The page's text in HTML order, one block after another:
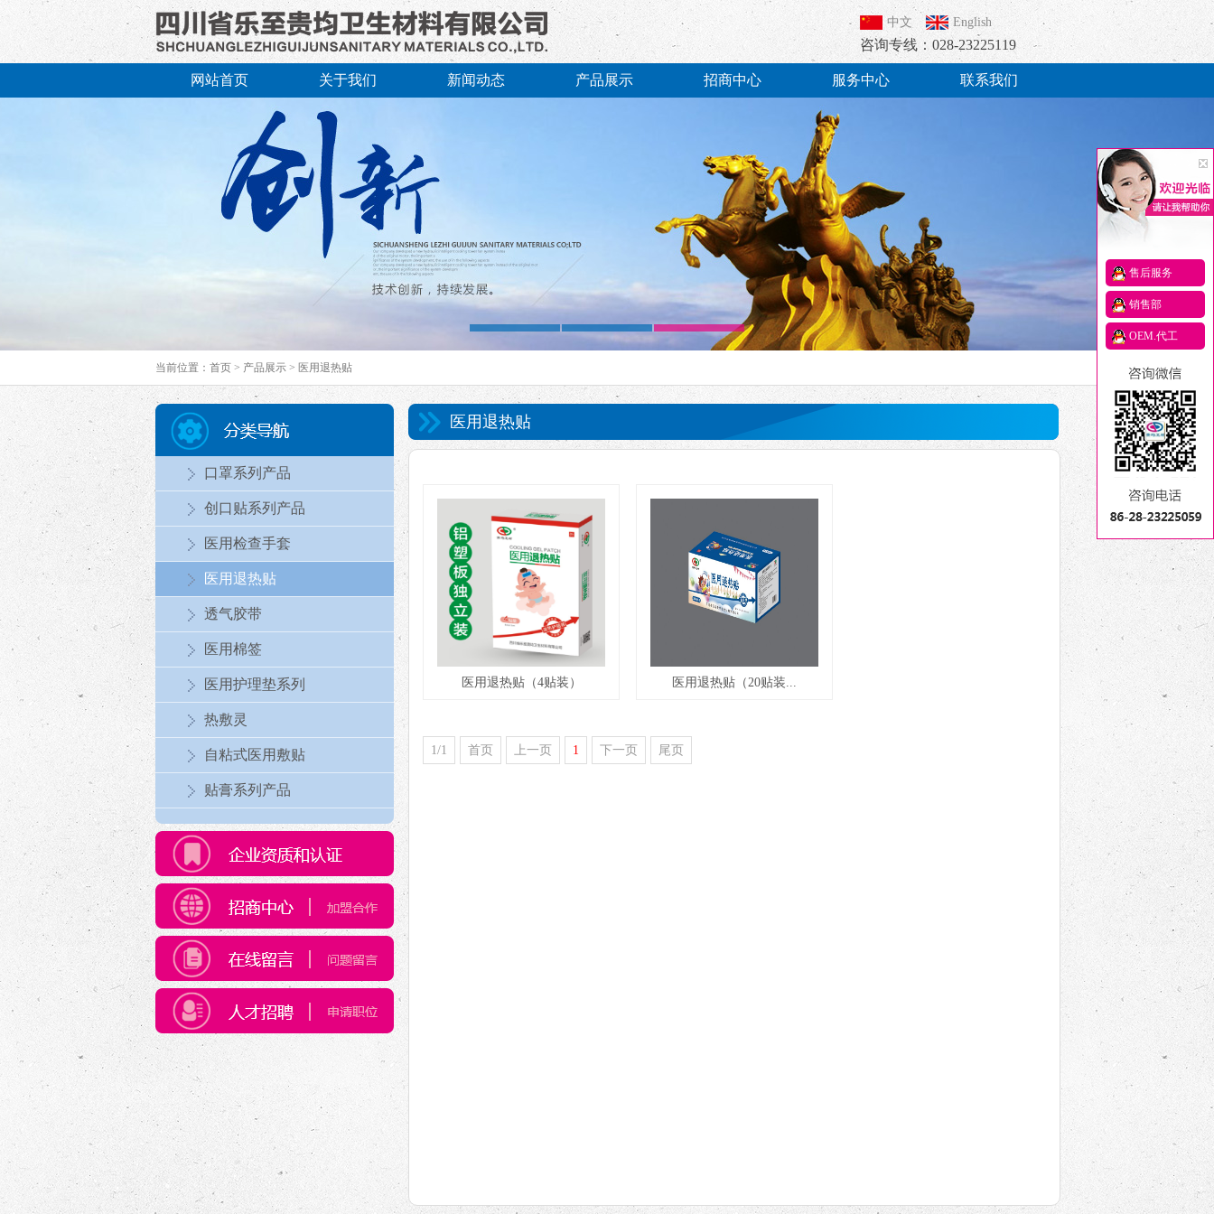
中文 English
咨询专线：028-23225119
网站首页 关于我们 新闻动态 产品展示 招商中心 服务中心 联系我们
当前位置： 首页 > 产品展示 > 医用退热贴
口罩系列产品
创口贴系列产品
医用检查手套
医用退热贴
透气胶带
医用棉签
医用护理垫系列
热敷灵
自粘式医用敷贴
贴膏系列产品
医用退热贴
医用退热贴（4贴装） 医用退热贴（20贴装...
1/1 首页 上一页 1 下一页 尾页
售后服务
销售部
OEM.代工